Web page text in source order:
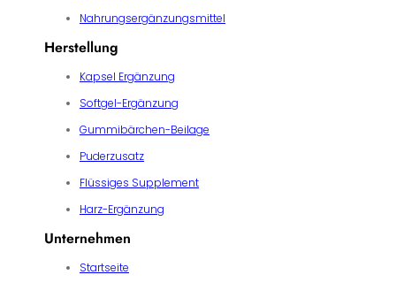
Nahrungsergänzungsmittel
Herstellung
Kapsel Ergänzung
Softgel-Ergänzung
Gummibärchen-Beilage
Puderzusatz
Flüssiges Supplement
Harz-Ergänzung
Unternehmen
Startseite